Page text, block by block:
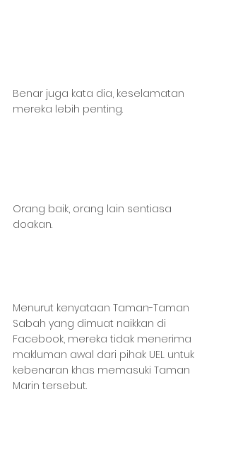
Benar juga kata dia, keselamatan
mereka lebih penting.
Orang baik, orang lain sentiasa
doakan.
Menurut kenyataan Taman-Taman
Sabah yang dimuat naikkan di
Facebook, mereka tidak menerima
makluman awal dari pihak UEL untuk
kebenaran khas memasuki Taman
Marin tersebut.